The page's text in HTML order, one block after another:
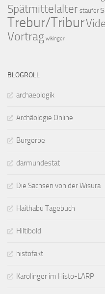
Spätmittelalter staufer
Trebur/Tribur
Vortrag wikinger
BLOGROLL
archaeologik
Archäologie Online
Burgerbe
darmundestat
Die Sachsen von der Wisura
Haithabu Tagebuch
Hiltibold
histofakt
Karolinger im Histo-LARP